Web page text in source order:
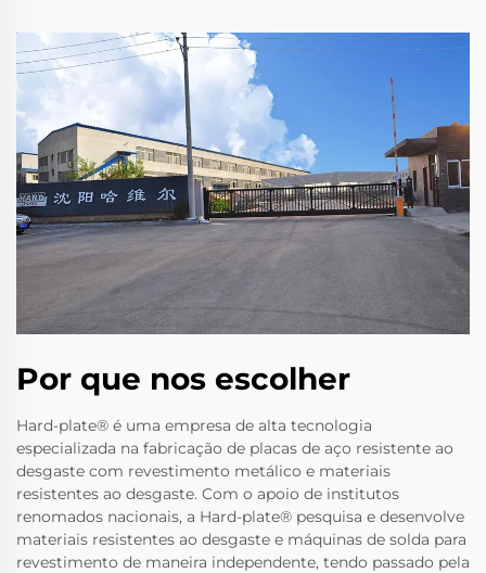
Por que nos escolher
Hard-plate® é uma empresa de alta tecnologia
especializada na fabricação de placas de aço resistente ao
desgaste com revestimento metálico e materiais
resistentes ao desgaste. Com o apoio de institutos
renomados nacionais, a Hard-plate® pesquisa e desenvolve
materiais resistentes ao desgaste e máquinas de solda para
revestimento de maneira independente, tendo passado pela